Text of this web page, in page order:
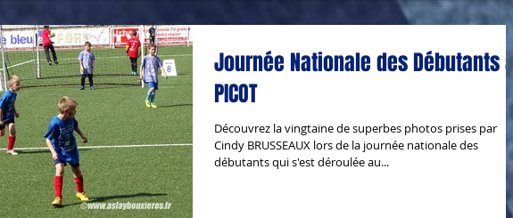
Journée Nationale des Débutants à
PICOT
Découvrez la vingtaine de superbes photos prises par
Cindy BRUSSEAUX lors de la journée nationale des
débutants qui s'est déroulée au...